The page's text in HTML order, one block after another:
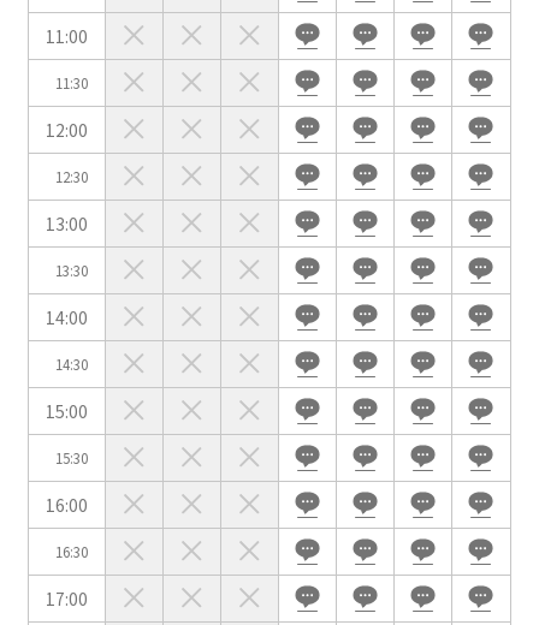
11:00
11:30
12:00
12:30
13:00
13:30
14:00
14:30
15:00
15:30
16:00
16:30
17:00
会場の種類
イベントホール 会議室
こだわり条件 ※複数選択可能
特長で選ぶ
駅直結
天井高3.5ｍ以上
窓があり開放感のある
会場
喫煙所あり
大型スクリーンあり
控室あり
4t車以上荷捌きあり
裏導線あり
時間貸し駐車場あり
専有回線(NURO)あり
用途で選ぶ
パーティ・懇親会
株主総会・IR
e-sports大会
プレス発表